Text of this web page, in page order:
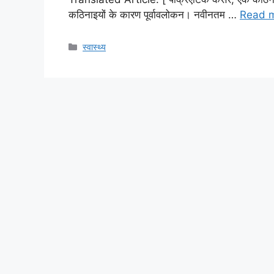
कठिनाइयों के कारण पूर्वावलोकन। नवीनतम … Read
Categories
स्वास्थ्य